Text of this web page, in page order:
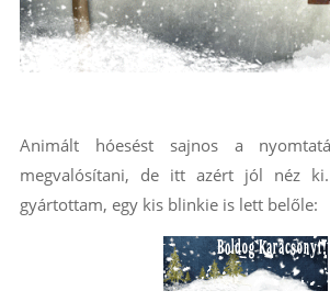
Animált hóesést sajnos a
megvalósítani, de itt azért jól néz
gyártottam, egy kis blinkie is lett belőle: